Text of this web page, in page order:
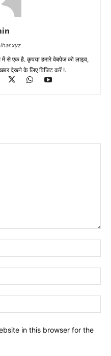
से एक है. कृपया हमारे वेबपेज को लाइव,
देखने के लिए विजिट करें !.
in this browser for the